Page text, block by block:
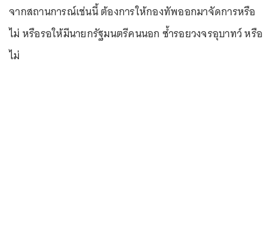
จากสถานการณ์เช่นนี้ ต้องการให้กองทัพออกมาจัดการหรือ
ไม่ หรือรอให้มีนายกรัฐมนตรีคนนอก ซ้ำรอยวงจรอุบาทว์ หรือ
ไม่